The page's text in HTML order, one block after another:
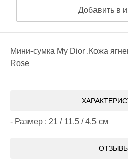
Добавить в
Мини-сумка My Dior .Кожа
Rose
- Размер : 21 / 11.5 / 4.5 cм